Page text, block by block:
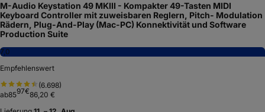
M-Audio Keystation 49 MKIII - Kompakter 49-Tasten MIDI
Keyboard Controller mit zuweisbaren Reglern, Pitch- Modulation
Rädern, Plug-And-Play (Mac-PC) Konnektivität und Software
Production Suite
7,0
Empfehlenswert
(6.698)
ab8597€86,20 €